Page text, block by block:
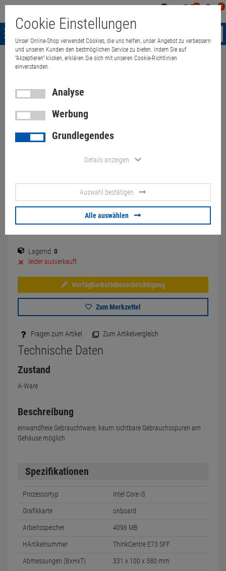
0 0
Menü
Weiter einkaufen
Lenovo ThinkCentre E73 SFF
Core i5 4430S @ 2,7GHz 4GB
256GB SSD DVDRW Office PC
71,10 €
Lagernd: 0
leider ausverkauft
Verfügbarkeitsbenachrichtigung
Zum Merkzettel
Fragen zum Artikel Zum Artikelvergleich
Technische Daten
Zustand
A-Ware
Beschreibung
einwandfreie Gebrauchtware, kaum sichtbare Gebrauchsspuren am
Gehäuse möglich
Spezifikationen
Prozessortyp Intel Core i5
Grafikkarte onboard
Arbeitsspeicher 4096 MB
HArtikelnummer ThinkCentre E73 SFF
Abmessungen (BxHxT) 331 x 100 x 380 mm
Cookie Einstellungen
Unser Online-Shop verwendet Cookies, die uns helfen, unser Angebot zu verbessern
und unseren Kunden den bestmöglichen Service zu bieten. Indem Sie auf
"Akzeptieren" klicken, erklären Sie sich mit unseren Cookie-Richtlinien
einverstanden.
Analyse
Werbung
Grundlegendes
Details anzeigen
Auswahl bestätigen
Alle auswählen